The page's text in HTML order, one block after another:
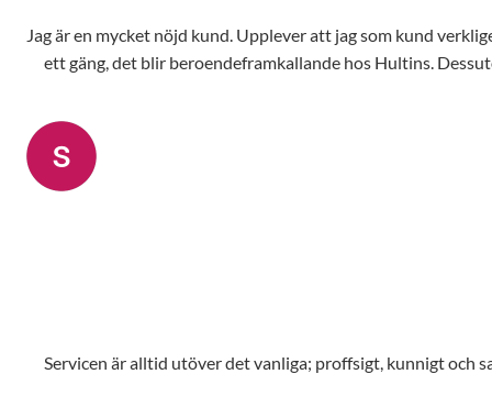
Jag är en mycket nöjd kund. Upplever att jag som kund verkligen står i fokus och jag
ett gäng, det blir beroendeframkallande hos Hultins.
Servicen är alltid utöver det vanliga; proffsigt, kunnigt och